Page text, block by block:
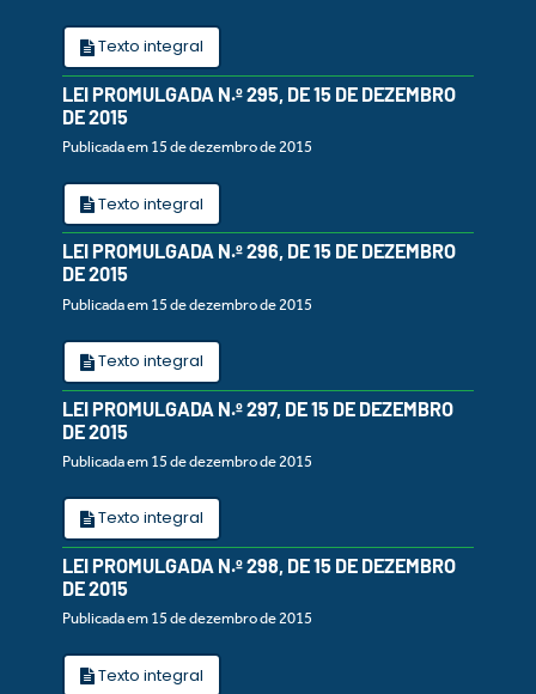
Texto integral
LEI PROMULGADA N.º 295, DE 15 DE DEZEMBRO
DE 2015
Publicada em 15 de dezembro de 2015
Texto integral
LEI PROMULGADA N.º 296, DE 15 DE DEZEMBRO
DE 2015
Publicada em 15 de dezembro de 2015
Texto integral
LEI PROMULGADA N.º 297, DE 15 DE DEZEMBRO
DE 2015
Publicada em 15 de dezembro de 2015
Texto integral
LEI PROMULGADA N.º 298, DE 15 DE DEZEMBRO
DE 2015
Publicada em 15 de dezembro de 2015
Texto integral